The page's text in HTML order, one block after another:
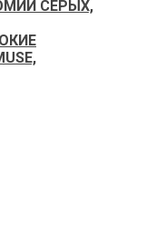
СЕРЫХ,